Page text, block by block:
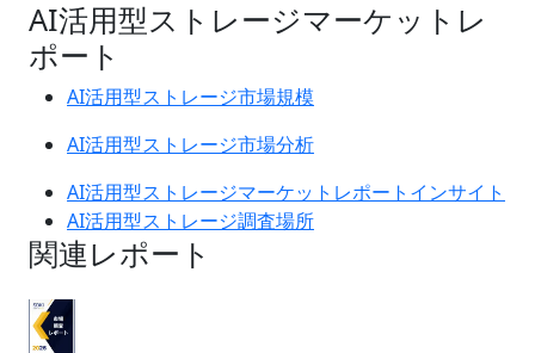
AI活用型ストレージマーケットレ
ポート
AI活用型ストレージ市場規模
AI活用型ストレージ市場分析
AI活用型ストレージマーケットレポートインサイト
AI活用型ストレージ調査場所
関連レポート